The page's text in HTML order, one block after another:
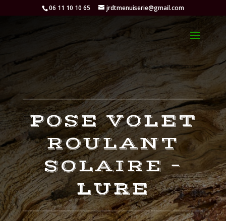
06 11 10 10 65 jrdtmenuiserie@gmail.com
POSE VOLET
ROULANT
SOLAIRE –
LURE